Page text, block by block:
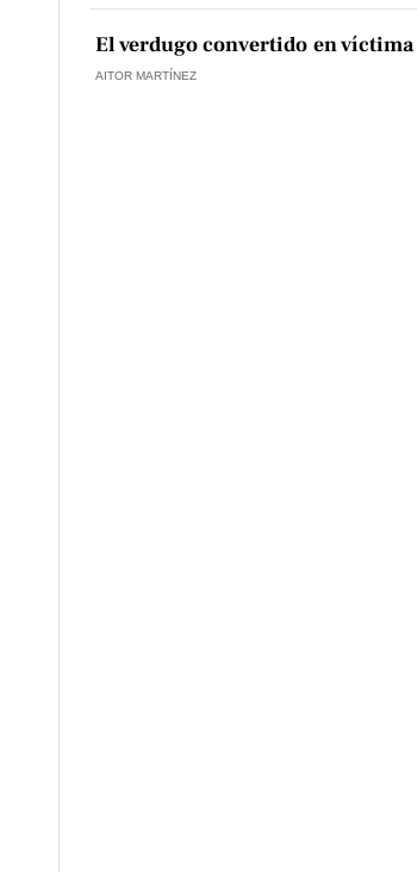
El verdugo convertido en víctima
AITOR MARTÍNEZ